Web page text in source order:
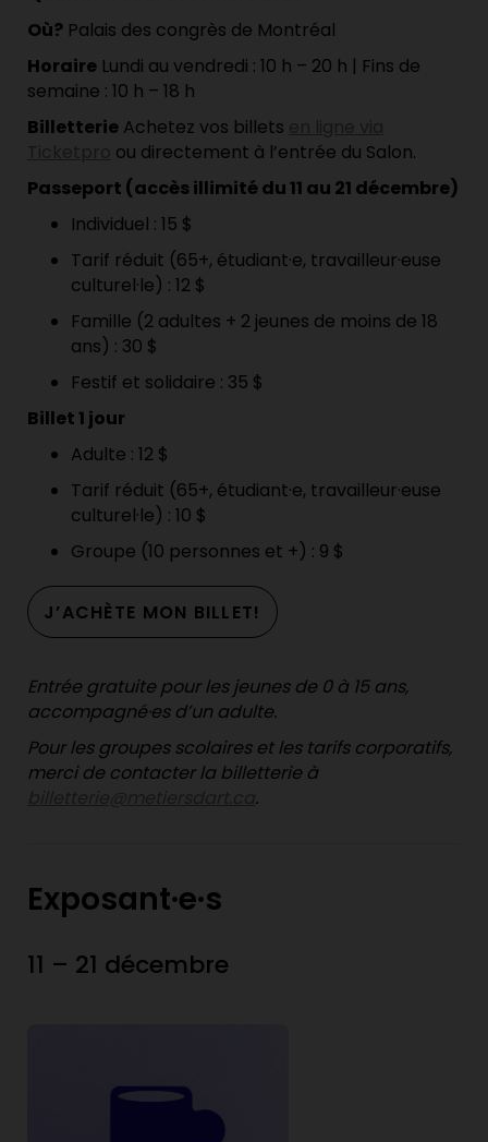
Où? Palais des congrès de Montréal
Horaire Lundi au vendredi : 10 h – 20 h | Fins de
semaine : 10 h – 18 h
Billetterie Achetez vos billets
ou directement à l’entrée du Salon.
Passeport (accès illimité du 11 au 21 décembre)
Individuel : 15 $
Tarif réduit (65+, étudiant·e, travailleur·euse
culturel·le) : 12 $
Famille (2 adultes + 2 jeunes de moins de 18
ans) : 30 $
Festif et solidaire : 35 $
Billet 1 jour
Adulte : 12 $
Tarif réduit (65+, étudiant·e, travailleur·euse
culturel·le) : 10 $
Groupe (10 personnes et +) : 9 $
J’ACHÈTE MON BILLET!
Entrée gratuite pour les jeunes de 0 à 15 ans,
accompagné·es d’un adulte.
Pour les groupes scolaires et les tarifs corporatifs,
merci de contacter la billetterie à
.
Exposant·e·s
11 – 21 décembre